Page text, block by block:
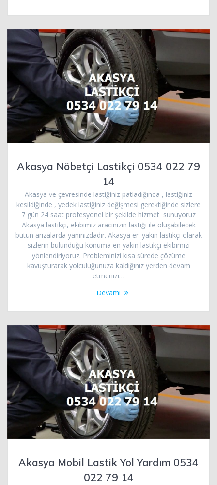
Akasya Nöbetçi Lastikçi 0534 022 79
14
Akasya ve çevresinde lastiğiniz patladığında , lastiğiniz
kesildiğinde , yedek lastiğiniz değişmesi gerektiğinde sizlere
7 gün 24 saat profesyonel bir şekilde hizmet sunuyoruz
Akasya lastikçi, ekibimiz aracınızın lastiği ile oluşabilecek
bütün arızalarda yanınızdadır. Akasya en yakın lastikçi olarak
sizlerin bulunduğu konuma en yakın lastikçi ekibimizi
yönlendiriyoruz. Probleminizi kısa sürede çözüme
kavuşturarak yolculuğunuza kaldığınız yerden devam
etmenizi…
Devamı
Akasya Mobil Lastik Yol Yardım 0534
022 79 14